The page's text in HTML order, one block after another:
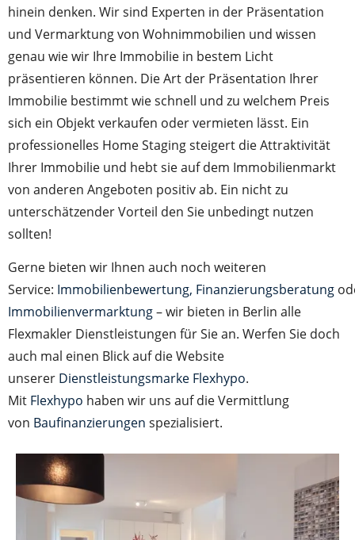
hinein denken. Wir sind Experten in der Präsentation
und Vermarktung von Wohnimmobilien und wissen
genau wie wir Ihre Immobilie in bestem Licht
präsentieren können. Die Art der Präsentation Ihrer
Immobilie bestimmt wie schnell und zu welchem Preis
sich ein Objekt verkaufen oder vermieten lässt. Ein
professionelles Home Staging steigert die Attraktivität
Ihrer Immobilie und hebt sie auf dem Immobilienmarkt
von anderen Angeboten positiv ab. Ein nicht zu
unterschätzender Vorteil den Sie unbedingt nutzen
sollten!
Gerne bieten wir Ihnen auch noch weiteren
Service: Immobilienbewertung, Finanzierungsberatung
Immobilienvermarktung– wir bieten in Berlin alle
Flexmakler Dienstleistungen für Sie an. Werfen Sie doch
auch mal einen Blick auf die Website
unserer Dienstleistungsmarke Flexhypo.
Mit Flexhypo haben wir uns auf die Vermittlung
von Baufinanzierungen spezialisiert.